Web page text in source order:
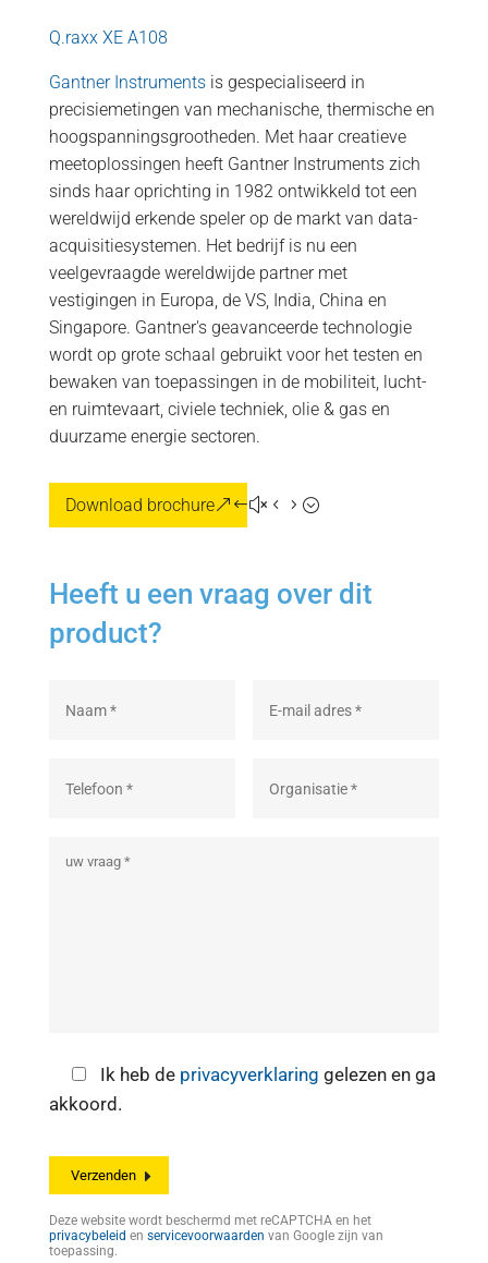
Q.raxx XE A108
Gantner Instrumentsis gespecialiseerd in
precisiemetingen van mechanische, thermische en
hoogspanningsgrootheden. Met haar creatieve
meetoplossingen heeft Gantner Instruments zich
sinds haar oprichting in 1982 ontwikkeld tot een
wereldwijd erkende speler op de markt van data-
acquisitiesystemen. Het bedrijf is nu een
veelgevraagde wereldwijde partner met
vestigingen in Europa, de VS, India, China en
Singapore. Gantner's geavanceerde technologie
wordt op grote schaal gebruikt voor het testen en
bewaken van toepassingen in de mobiliteit, lucht-
en ruimtevaart, civiele techniek, olie & gas en
duurzame energie sectoren.
Download brochure
Heeft u een vraag over dit
product?
Ik heb de privacyverklaring gelezen en ga
akkoord.
Deze website wordt beschermd met reCAPTCHA en het
privacybeleid en servicevoorwaarden van Google zijn van
toepassing.